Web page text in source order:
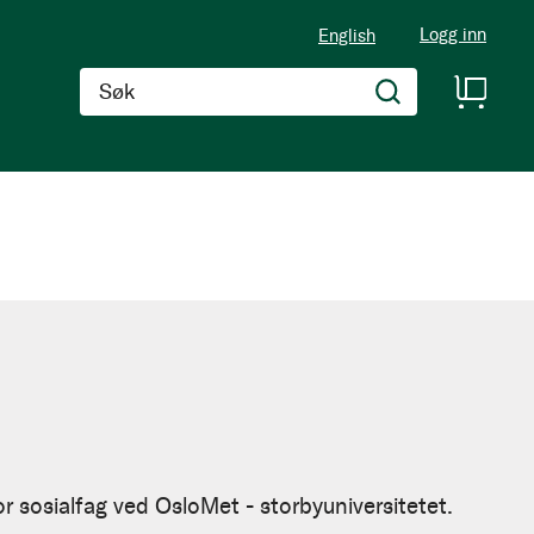
English Logg inn
Søk
sosialfag ved OsloMet - storbyuniversitetet.